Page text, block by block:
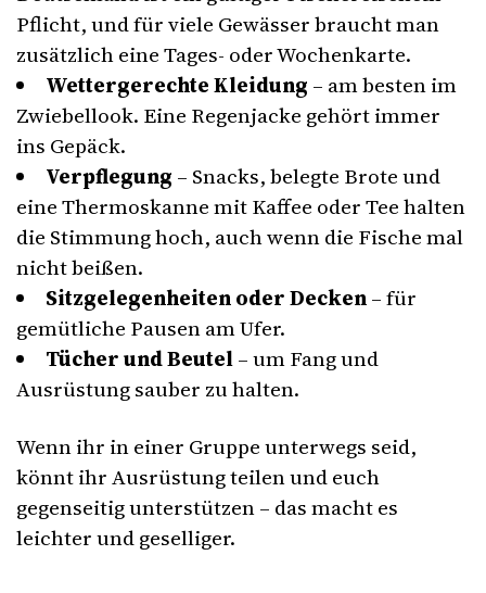
Pflicht, und für viele Gewässer braucht man
zusätzlich eine Tages- oder Wochenkarte.
Wettergerechte Kleidung – am besten im
Zwiebellook. Eine Regenjacke gehört immer
ins Gepäck.
Verpflegung – Snacks, belegte Brote und
eine Thermoskanne mit Kaffee oder Tee halten
die Stimmung hoch, auch wenn die Fische mal
nicht beißen.
Sitzgelegenheiten oder Decken– für
gemütliche Pausen am Ufer.
Tücher und Beutel– um Fang und
Ausrüstung sauber zu halten.
Wenn ihr in einer Gruppe unterwegs seid,
könnt ihr Ausrüstung teilen und euch
gegenseitig unterstützen – das macht es
leichter und geselliger.